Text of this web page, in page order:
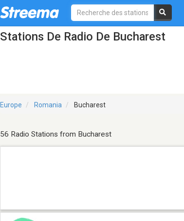
Stations De Radio De Bucharest
Europe Romania Bucharest
56 Radio Stations from Bucharest